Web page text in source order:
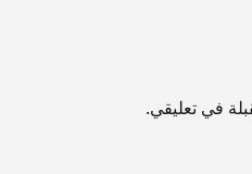
في تعليقي.